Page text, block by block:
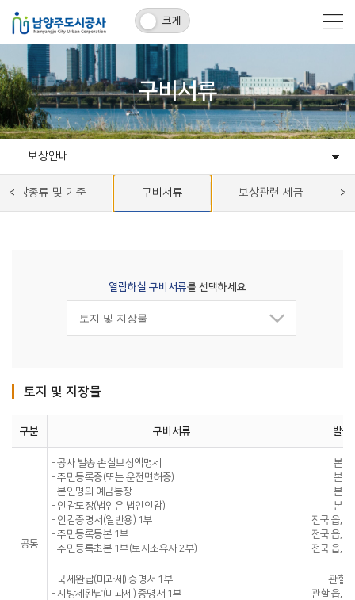
크게
구비서류
보상안내
자체개발사업
개발대행사업
완료사업
보상안내
보상종류 및 기준 구비서류 보상관련 세금
열람하실 구비서류를 선택하세요
토지 및 지장물
구분 구비서류 발급
공통
- 공사 발송 손실보상액명세
- 주민등록증(또는 운전면허증)
- 본인명의 예금통장
- 인감도장(법인은 법인인감)
- 인감증명서(일반용) 1부
- 주민등록등본 1부
- 주민등록초본 1부(토지소유자 2부)
본인
본인
본인
본인
전국 읍,
전국 읍,
전국 읍,
- 국세완납(미과세) 증명서 1부
- 지방세완납(미과세) 증명서 1부
관할
관할 읍,